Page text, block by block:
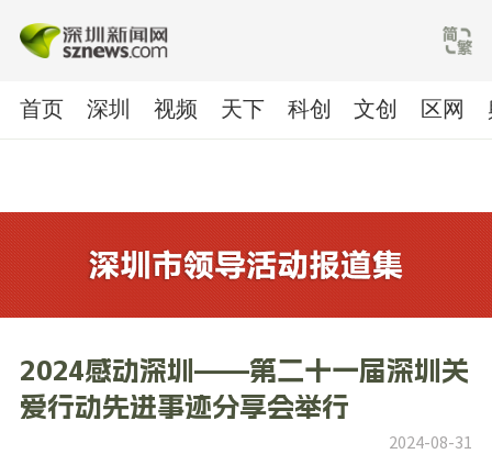
首页 深圳 视频 天下 科创 文创 区网
2024-08-31
2024感动深圳——第二十一届深圳关
爱行动先进事迹分享会举行